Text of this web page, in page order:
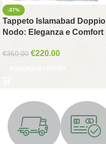
-37%
Tappeto Islamabad Doppio
Nodo: Eleganza e Comfort
€350.00 €220.00
Aggiungi al carrello